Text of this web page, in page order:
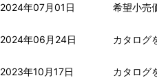
2024年07月01日 希望小売
2024年06月24日 カタログ
2023年10月17日 カタログ